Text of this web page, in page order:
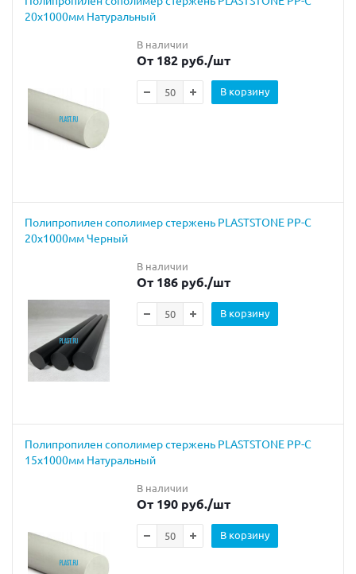
20х1000мм Натуральный
В наличии
От 182 руб./шт
В корзину
Полипропилен сополимер стержень PLASTSTONE PP-C
20х1000мм Черный
В наличии
От 186 руб./шт
В корзину
Полипропилен сополимер стержень PLASTSTONE PP-C
15х1000мм Натуральный
В наличии
От 190 руб./шт
В корзину